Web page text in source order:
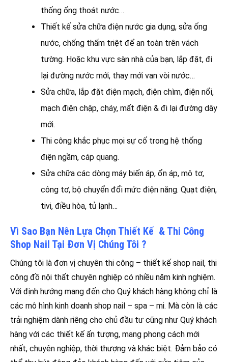
thống ống thoát nước…
Thiết kế sửa chữa điện nước gia dụng, sửa ống
nước, chống thấm triệt để an toàn trên vách
tường. Hoặc khu vực sàn nhà của bạn, lắp đặt, đi
lại đường nước mới, thay mới van vòi nước…
Sửa chữa, lắp đặt điện mạch, điện chìm, điện nổi,
mạch điện chập, cháy, mất điện & đi lại đường dây
mới.
Thi công khắc phục mọi sự cố trong hệ thống
điện ngầm, cáp quang.
Sửa chữa các dòng máy biến áp, ổn áp, mô tơ,
công tơ, bộ chuyển đổi mức điện năng. Quạt điện,
tivi, điều hòa, tủ lạnh…
Vì Sao Bạn Nên Lựa Chọn Thiết Kế & Thi Công
Shop Nail Tại Đơn Vị Chúng Tôi ?
Chúng tôi là đơn vị chuyên thi công – thiết kế shop nail, thi
công đồ nội thất chuyên nghiệp có nhiều năm kinh nghiệm.
Với định hướng mang đến cho Quý khách hàng không chỉ là
các mô hình kinh doanh shop nail – spa – mi. Mà còn là các
trải nghiệm dành riêng cho chủ đầu tư cũng như Quý khách
hàng với các thiết kế ấn tượng, mang phong cách mới
nhất, chuyên nghiệp, thời thượng và khác biệt. Đảm bảo có